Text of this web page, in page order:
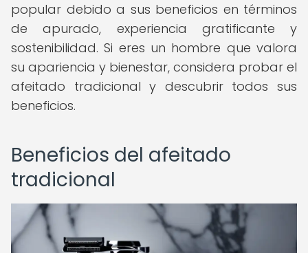
popular debido a sus beneficios en términos
de apurado, experiencia gratificante y
sostenibilidad. Si eres un hombre que valora
su apariencia y bienestar, considera probar el
afeitado tradicional y descubrir todos sus
beneficios.
Beneficios del afeitado
tradicional